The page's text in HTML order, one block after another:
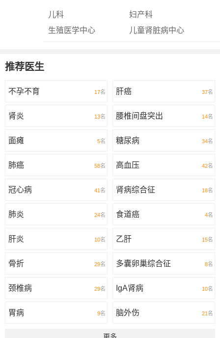
儿科
妇产科
生殖医学中心
儿童肾脏病中心
推荐医生
不孕不育 17名 肝癌 37名
肾炎 13名 腰椎间盘突出 14名
面瘫 5名 糖尿病 34名
肺癌 58名 高血压 42名
冠心病 41 名 肾病综合征 18名
肺炎 24名 食道癌 4名
肝炎 10名 乙肝 15名
骨折 29名 多囊卵巢综合征 8名
颈椎病 29名 IgA肾病 10名
胃病 9名 脑外伤 21 名